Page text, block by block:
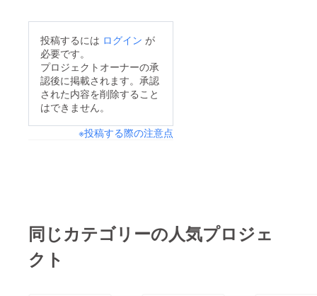
投稿するには ログイン が
必要です。
プロジェクトオーナーの承
認後に掲載されます。承認
された内容を削除すること
はできません。
※投稿する際の注意点
同じカテゴリーの人気プロジェ
クト